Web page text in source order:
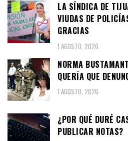
LA SÍNDICA DE
VIUDAS DE
GRACIAS
1 AGOSTO, 2026
NORMA
QUERÍA QUE
1 AGOSTO, 2026
¿POR QUÉ DURÉ
PUBLICAR NOTAS?